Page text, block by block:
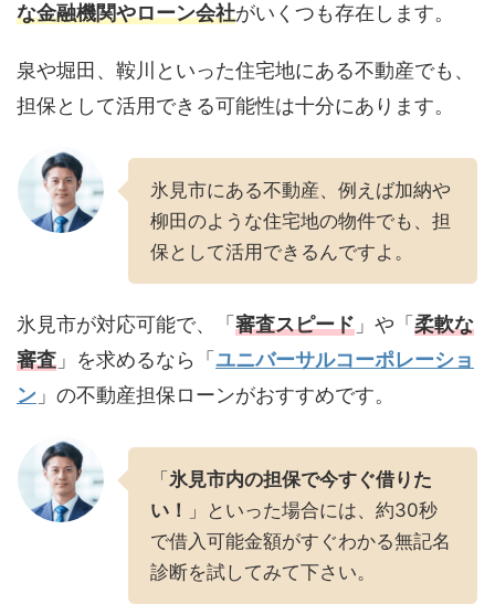
な金融機関やローン会社がいくつも存在します。
泉や堀田、鞍川といった住宅地にある不動産でも、
担保として活用できる可能性は十分にあります。
氷見市にある不動産、例えば加納や
柳田のような住宅地の物件でも、担
保として活用できるんですよ。
氷見市が対応可能で、「 審査スピード 」や「 柔軟な
審査 」を求めるなら「 ユニバーサルコーポレーショ
ン 」の不動産担保ローンがおすすめです。
「 氷見市内の担保で今すぐ借りた
い！
」といった場合には、約30秒
で借入可能金額がすぐわかる無記名
診断を試してみて下さい。